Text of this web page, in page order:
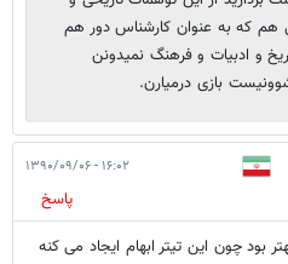
هم که به عنوان کارشناس دور هم
و ادبیات و فرهنگ نمیدونن
بازی درمیارن.
۱۶:۰۲ - ۱۳۹۰/۰۹/۰۶
پاسخ
بود چون این تیتر ابهام ایجاد می کنه